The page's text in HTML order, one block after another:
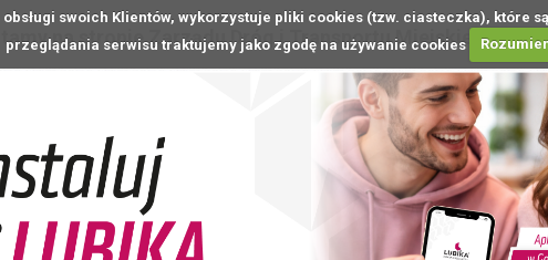
swoich Klientów, wykorzystuje pliki cookies (tzw. ciasteczka), które
przeglądania serwisu traktujemy jako zgodę na używanie cookies
na stronie Zarządu Dróg i Transportu Miejskiego w